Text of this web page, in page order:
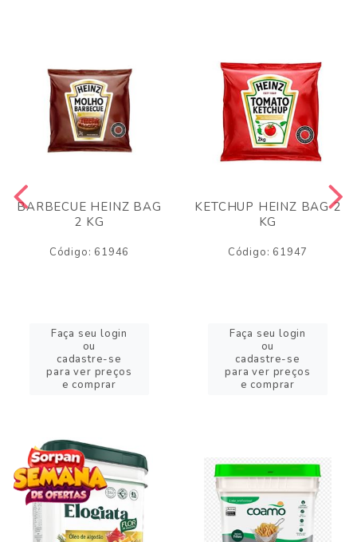
BARBECUE HEINZ BAG
2 KG
Código: 61946
Faça seu login
ou
cadastre-se
para ver preços
e comprar
KETCHUP HEINZ BAG 2
KG
Código: 61947
Faça seu login
ou
cadastre-se
para ver preços
e comprar